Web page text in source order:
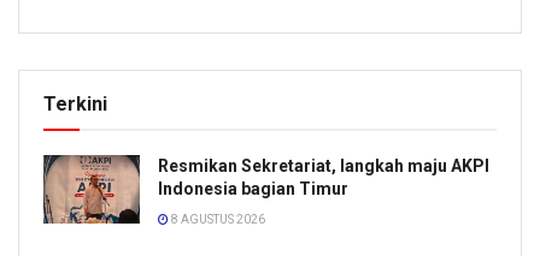
Terkini
Resmikan Sekretariat, langkah maju AKPI
Indonesia bagian Timur
8 AGUSTUS 2026